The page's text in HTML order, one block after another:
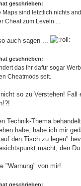
geschrieben:
Maps sind letztlich nichts
Cheat zum Leveln ...
auch sagen ...
geschrieben:
das ihr dafür sogar
Cheatmods seit.
so zu Verstehen!
Technik-Thema
habe, habe ich mir
den Tisch zu legen"
macht, den
"Warnung" von mir!
geschrieben: